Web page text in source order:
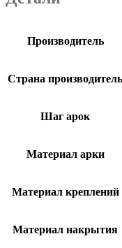
Производитель
Страна производитель
Шаг арок
Материал арки
Материал креплений
Материал накрытия